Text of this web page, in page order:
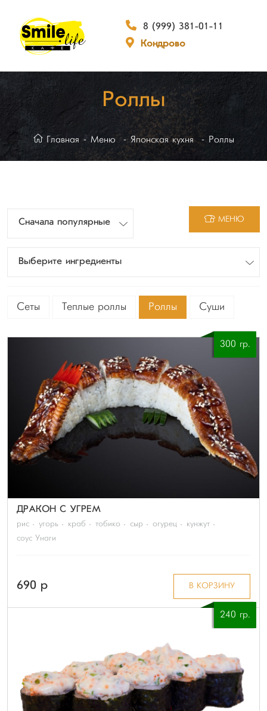
8 (999) 381-01-11
Кондрово
Роллы
Главная Меню Японская кухня Роллы
Сначала популярные
Выберите ингредиенты
МЕНЮ
Сеты Теплые роллы Роллы Суши
300 гр.
ДРАКОН С УГРЕМ
рис угорь краб тобико сыр огурец
кунжут
соус Унаги
690 p В КОРЗИНУ
240 гр.